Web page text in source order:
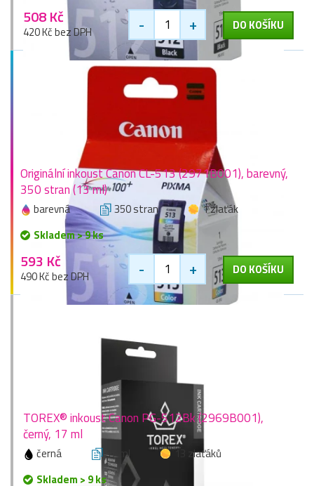
508 Kč
420 Kč bez DPH - + DO KOŠÍKU
Originální inkoust Canon CL-513 (2971B001), barevný,
350 stran (13 ml)
barevná 350 stran
1 zlaťák
Skladem > 9 ks
593 Kč
490 Kč bez DPH - + DO KOŠÍKU
TOREX® inkoust Canon PG-512Bk (2969B001),
černý, 17 ml
černá 17 ml
13 zlaťáků
Skladem > 9 ks